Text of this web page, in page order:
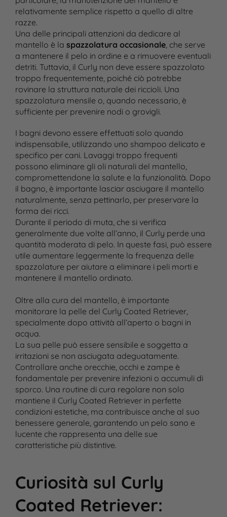
relativamente semplice rispetto a quello di altre
razze.
Una delle principali attenzioni da dedicare al
mantello è la spazzolatura occasionale, che serve
a mantenere il pelo in ordine e a rimuovere eventuali
detriti. Tuttavia, il Curly non deve essere spazzolato
troppo frequentemente, poiché ciò potrebbe
rovinare la struttura naturale dei riccioli. Una
spazzolatura mensile o, quando necessario, è
sufficiente per prevenire nodi o grovigli.
I bagni devono essere effettuati solo quando
indispensabile, utilizzando uno shampoo delicato e
specifico per cani. Lavaggi troppo frequenti
possono eliminare gli oli naturali del mantello,
compromettendone la salute e la funzionalità. Dopo
il bagno, è importante lasciar asciugare il mantello
naturalmente, senza pettinarlo, per preservare la
forma dei ricci.
Durante il periodo di muta, che si verifica
generalmente due volte all’anno, il Curly perde una
quantità moderata di pelo. In queste fasi, può essere
utile aumentare leggermente la frequenza delle
spazzolature per aiutare a eliminare i peli morti e
mantenere il mantello ordinato.
Oltre alla cura del mantello, è importante
monitorare la pelle del Curly Coated Retriever,
specialmente dopo attività all’aperto o bagni in
acqua.
La sua pelle può essere sensibile e soggetta a
irritazioni se non asciugata adeguatamente.
Controllare anche orecchie, occhi e zampe è
fondamentale per prevenire infezioni o accumuli di
sporco. Una routine di cura regolare non solo
mantiene il Curly Coated Retriever in perfette
condizioni estetiche, ma contribuisce anche al suo
benessere generale, garantendo un pelo sano e
lucente che rappresenta una delle sue
caratteristiche più distintive.
Curiosità sul Curly
Coated Retriever: